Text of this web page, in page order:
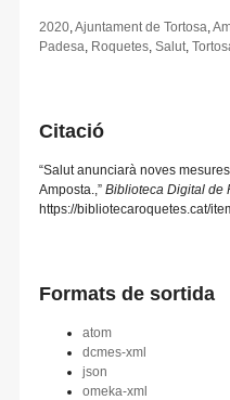
2020 Ajuntament de Tortosa
Padesa Roquetes Salut
Citació
“Salut anunciarà noves
Amposta.,” Biblioteca Digital de
https://bibliotecaroquetes.cat/
Formats de sortida
atom
dcmes-xml
json
omeka-xml